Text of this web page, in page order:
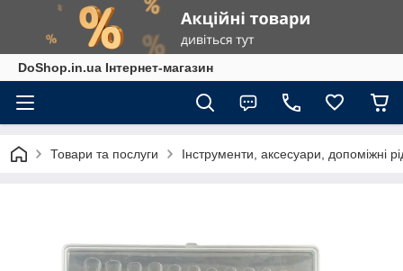
DoShop.in.ua Інтернет-магазин
Товари та послуги Інструменти, аксесуари, допоміжні